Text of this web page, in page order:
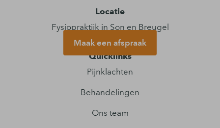
Locatie
Fysiopraktijk in Son en Breugel
Maak een afspraak
Quicklinks
Pijnklachten
Behandelingen
Ons team